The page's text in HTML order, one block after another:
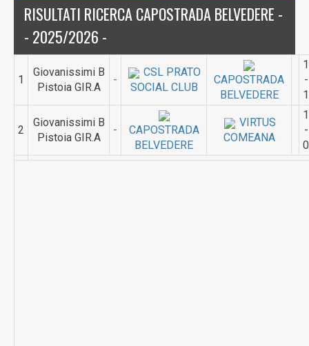
RISULTATI RICERCA CAPOSTRADA BELVEDERE -
- 2025/2026 -
1
Giovanissimi B
Pistoia GIR.A
-
CSL PRATO
SOCIAL CLUB
CAPOSTRADA
BELVEDERE
1
-
1
2
Giovanissimi B
Pistoia GIR.A
-
CAPOSTRADA
BELVEDERE
VIRTUS
COMEANA
1
-
0